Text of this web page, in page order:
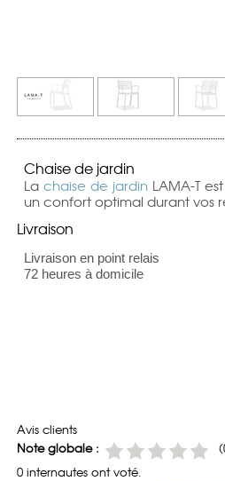
Chaise de jardin
La chaise de jardin LAMA-T
un confort optimal durant vos
Livraison
Livraison en point relais
72 heures à domicile
Avis clients
Note globale :
0 internautes ont voté.